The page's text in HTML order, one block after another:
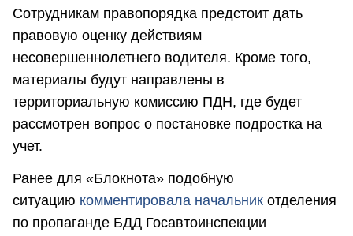
Сотрудникам правопорядка предстоит дать
правовую оценку действиям
несовершеннолетнего водителя. Кроме того,
материалы будут направлены в
территориальную комиссию ПДН, где будет
рассмотрен вопрос о постановке подростка на
учет.
Ранее для «Блокнота» подобную
ситуацию комментировала начальник отделения
по пропаганде БДД Госавтоинспекции